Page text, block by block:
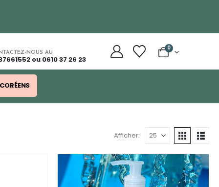
NOUS AU
ou 0610 37 26 23
0
Afficher: